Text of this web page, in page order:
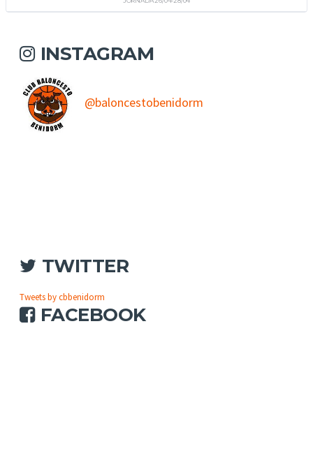
INSTAGRAM
@baloncestobenidorm
TWITTER
Tweets by cbbenidorm
FACEBOOK